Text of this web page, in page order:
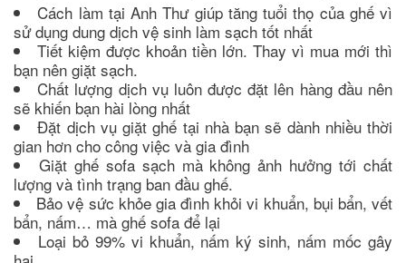
Cách làm tại Anh Thư giúp tăng tuổi thọ của ghế vì
sử dụng dung dịch vệ sinh làm sạch tốt nhất
Tiết kiệm được khoản tiền lớn. Thay vì mua mới thì
bạn nên giặt sạch.
Chất lượng dịch vụ luôn được đặt lên hàng đầu nên
sẽ khiến bạn hài lòng nhất
Đặt dịch vụ giặt ghế tại nhà bạn sẽ dành nhiều thời
gian hơn cho công việc và gia đình
Giặt ghế sofa sạch mà không ảnh hưởng tới chất
lượng và tình trạng ban đầu ghế.
Bảo vệ sức khỏe gia đình khỏi vi khuẩn, bụi bẩn, vết
bẩn, nấm… mà ghế sofa để lại
Loại bỏ 99% vi khuẩn, nấm ký sinh, nấm mốc gây